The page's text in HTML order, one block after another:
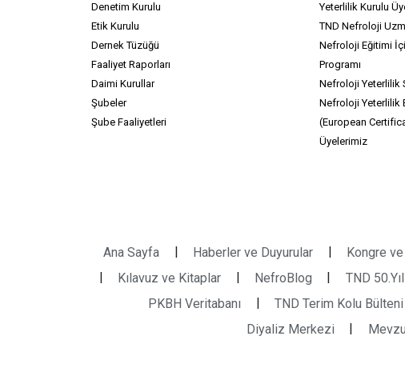
Denetim Kurulu
Etik Kurulu
Dernek Tüzüğü
Faaliyet Raporları
Daimi Kurullar
Şubeler
Şube Faaliyetleri
Yeterlilik Kurulu
TND Nefroloji
Nefroloji Eğitimi
Programı
Nefroloji Yeterlilik
Nefroloji Yeterlilik
(European
Üyelerimiz
Ana Sayfa | Haberler ve Duyurular | Kongre ve
|
Kılavuz ve Kitaplar | NefroBlog | TND
PKBH Veritabanı
| TND Terim Kolu Bülteni
Diyaliz Merkezi
|